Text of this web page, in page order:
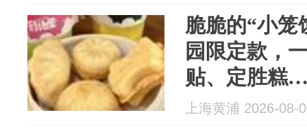
脆脆的“小笼
园限定款，
贴、定胜糕
太“会”了！
上海黄浦 2026-08-